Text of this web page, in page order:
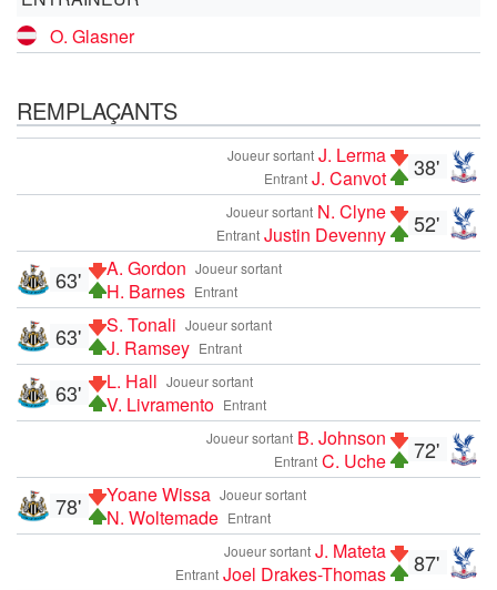
O. Glasner
REMPLAÇANTS
38'
Joueur sortant J. Lerma
Entrant J. Canvot
52'
Joueur sortant N. Clyne
Entrant Justin Devenny
Joueur sortant
A. Gordon
Entrant
H. Barnes
63'
Joueur sortant
S. Tonali
Entrant
J. Ramsey
63'
Joueur sortant
L. Hall
Entrant
V. Livramento
63'
72'
Joueur sortant B. Johnson
Entrant C. Uche
Joueur sortant
Yoane Wissa
Entrant
N. Woltemade
78'
87'
Joueur sortant J. Mateta
Entrant Joel Drakes-Thomas